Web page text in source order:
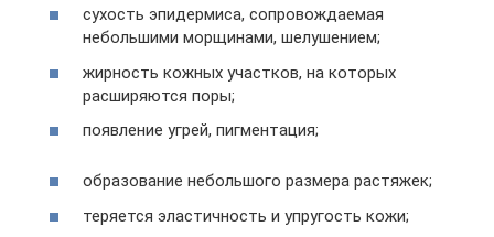
сухость эпидермиса, сопровождаемая
небольшими морщинами, шелушением;
жирность кожных участков, на которых
расширяются поры;
появление угрей, пигментация;
образование небольшого размера растяжек;
теряется эластичность и упругость кожи;